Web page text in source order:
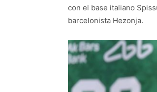
con el base italiano
barcelonista Hezonja.